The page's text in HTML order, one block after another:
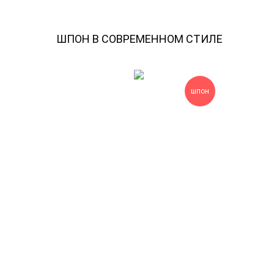
ШПОН В СОВРЕМЕННОМ СТИЛЕ
шпон